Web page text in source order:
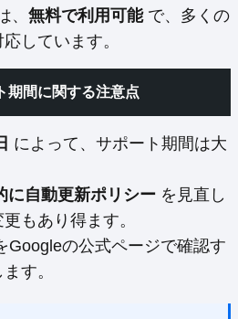
、 無料で利用可能で、多くの
しています。
期間に関する注意点
によって、サポート期間は大
に自動更新ポリシー を見直し
もあり得ます。
Googleの公式ページで確認す
す。